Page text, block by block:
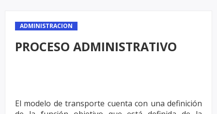
ADMINISTRACION
PROCESO ADMINISTRATIVO
El modelo de transporte cuenta con una definición